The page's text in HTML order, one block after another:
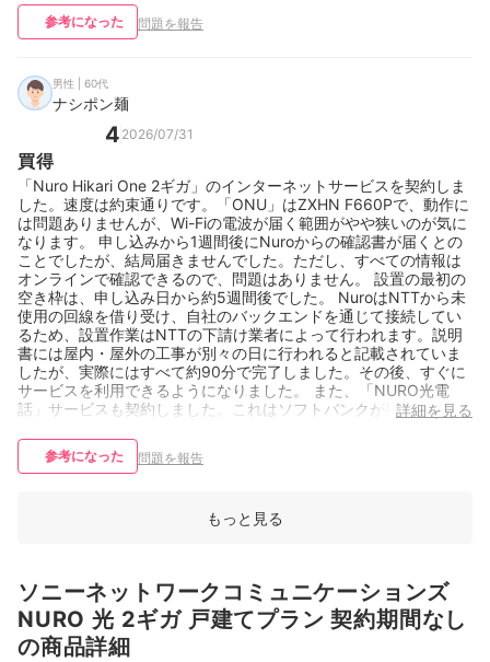
参考になった 問題を報告
男性 | 60代
ナシポン麺
4 2026/07/31
買得
「Nuro Hikari One 2ギガ」のインターネットサービスを契約しま
した。速度は約束通りです。「ONU」はZXHN F660Pで、動作に
は問題ありませんが、Wi-Fiの電波が届く範囲がやや狭いのが気に
なります。 申し込みから1週間後にNuroからの確認書が届くとの
ことでしたが、結局届きませんでした。ただし、すべての情報は
オンラインで確認できるので、問題はありません。 設置の最初の
空き枠は、申し込み日から約5週間後でした。 NuroはNTTから未
使用の回線を借り受け、自社のバックエンドを通じて接続してい
るため、設置作業はNTTの下請け業者によって行われます。説明
書には屋内・屋外の工事が別々の日に行われると記載されていま
したが、実際にはすべて約90分で完了しました。その後、すぐに
サービスを利用できるようになりました。 また、「NURO光電
話」サービスも契約しました。これはソフトバンクが提供するホ
トバンクポータルサイトにアクセスする必要があります。 この一
連のプロセスにおける連絡はすべて、NUROアプリを通じて行わ
詳細を見る
参考になった 問題を報告
もっと見る
ソニーネットワークコミュニケーションズ
NURO 光 2ギガ 戸建てプラン 契約期間なし
の商品詳細